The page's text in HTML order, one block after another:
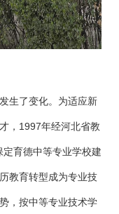
生了变化。为适应新
， 1997年经河北省教
定育德中等专业学校建
教育转型成为专业技
，按中等专业技术学